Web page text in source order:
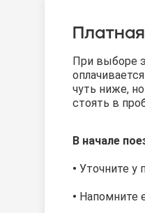
При выборе
чуть ниже,
стоять в
В начале
• Уточните у
• Напомните